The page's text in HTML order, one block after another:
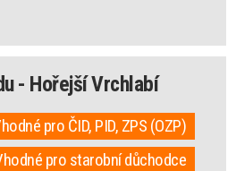
- Hořejší Vrchlabí
pro ČID, PID, ZPS (OZP)
pro starobní důchodce